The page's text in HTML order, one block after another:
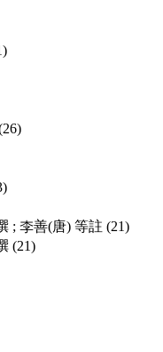
; 李善(唐) 等註 (21)
(21)